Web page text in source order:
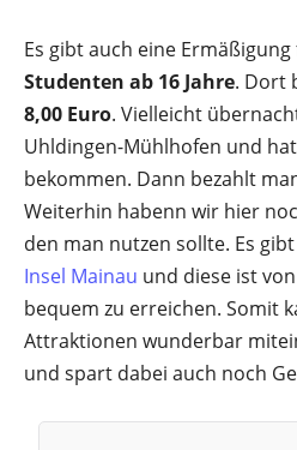
Es gibt auch eine
Studenten ab 16 Jahre. Dort
8,00 Euro. Vielleicht
Uhldingen-Mühlhofen und
bekommen. Dann bezahlt
Weiterhin habenn wir hier
den man nutzen sollte. Es
Insel Mainau und diese ist
bequem zu erreichen. Somit
Attraktionen wunderbar
und spart dabei auch noch